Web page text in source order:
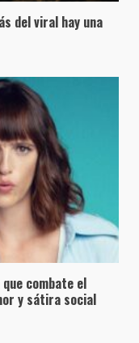
del viral hay una
que combate el
y sátira social